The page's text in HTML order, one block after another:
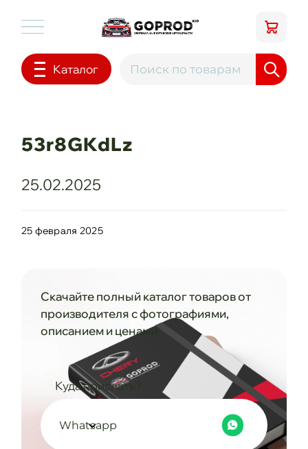
Каталог
53r8GKdLz
25.02.2025
25 февраля 2025
Скачайте полный каталог товаров от
производителя с фотографиями,
описанием и ценами
Куда прислать?
Whatsapp